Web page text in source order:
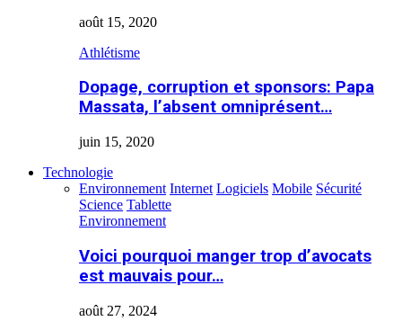
août 15, 2020
Athlétisme
Dopage, corruption et sponsors: Papa
Massata, l’absent omniprésent…
juin 15, 2020
Technologie
Environnement Internet Logiciels Mobile Sécurité
Science Tablette
Environnement
Voici pourquoi manger trop d’avocats
est mauvais pour…
août 27, 2024